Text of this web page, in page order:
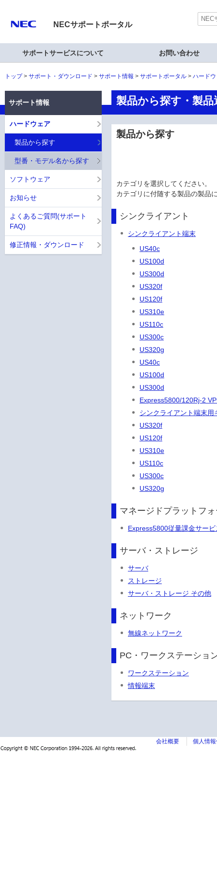
NECサポートポータル
サポートサービスについて お問い合わせ
トップ サポート・ダウンロード サポート情報 サポートポータル ハード
製品から探す・製
製品から探す
カテゴリを選択してください。
カテゴリに付随する製品の製品
シンクライアント
シンクライアント端末
US40c
US100d
US300d
US320f
US120f
US310e
US110c
US300c
US320g
US40c
US100d
US300d
Express5800/120Rj-2
シンクライアント端末
US320f
US120f
US310e
US110c
US300c
US320g
マネージドプラットフ
Express5800従量課金サービ
サーバ・ストレージ
サーバ
ストレージ
サーバ・ストレージ その他
ネットワーク
無線ネットワーク
PC・ワークステーショ
ワークステーション
情報端末
サポート情報
ハードウェア
製品から探す
型番・モデル名から探す
ソフトウェア
お知らせ
よくあるご質問(サポート
FAQ)
修正情報・ダウンロード
会社概要 個人情